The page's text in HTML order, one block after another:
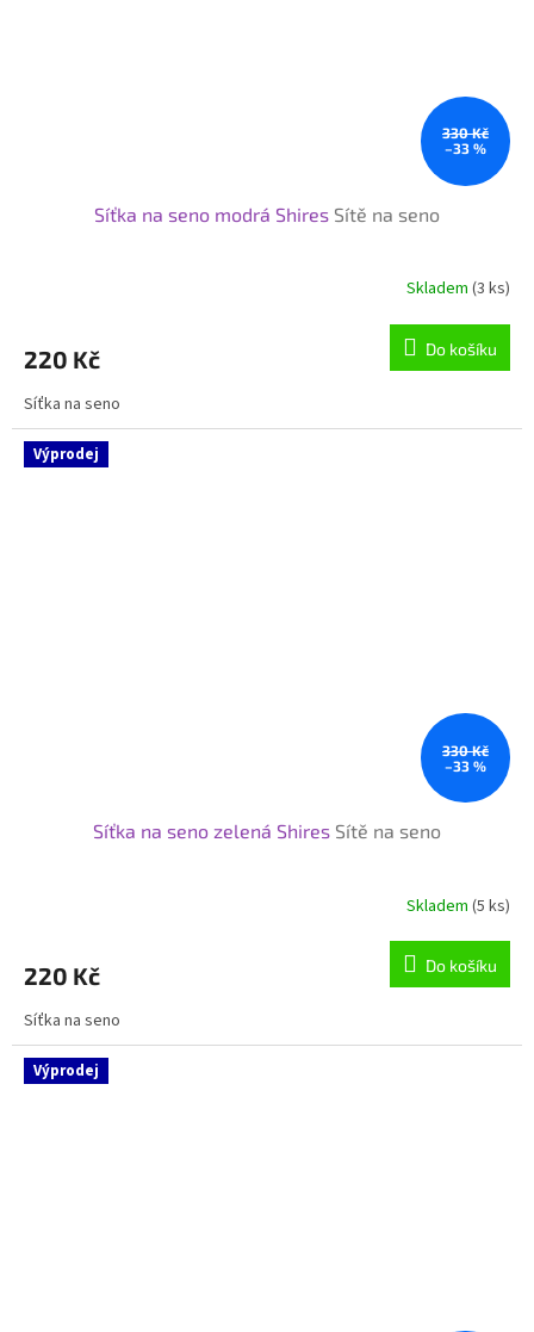
330 Kč
–33 %
Síťka na seno modrá Shires Sítě na seno
Skladem (3 ks)
220 Kč Do košíku
Síťka na seno
Výprodej
330 Kč
–33 %
Síťka na seno zelená Shires Sítě na seno
je
z
5
hvězdiček.
Skladem(5 ks)
220 Kč Do košíku
Síťka na seno
Výprodej